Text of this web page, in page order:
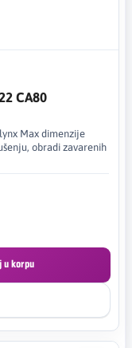
CA80
Max dimenzije
obradi zavarenih
u korpu